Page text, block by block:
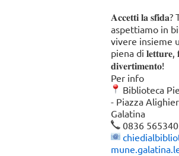
𝐀𝐜𝐜𝐞𝐭𝐭𝐢 𝐥𝐚 𝐬𝐟𝐢𝐝𝐚?
aspettiamo in
vivere insieme
piena di 𝐥𝐞𝐭𝐭𝐮𝐫𝐞,
𝐝𝐢𝐯𝐞𝐫𝐭𝐢𝐦𝐞𝐧𝐭𝐨!
Per info
Biblioteca
- Piazza
Galatina
0836 565340
mune.